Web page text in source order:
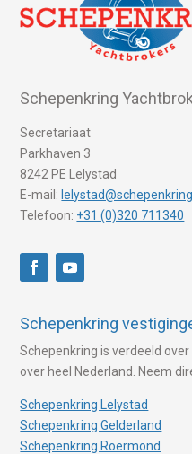
Schepenkring
Secretariaat
Parkhaven 3
8242 PE Lelystad
E-mail:
Telefoon: +31 (0)320 711340
Schepenkring
Schepenkring is verdeeld
over heel Nederland. Neem
Schepenkring Lelystad
Schepenkring Gelderland
Schepenkring Roermond